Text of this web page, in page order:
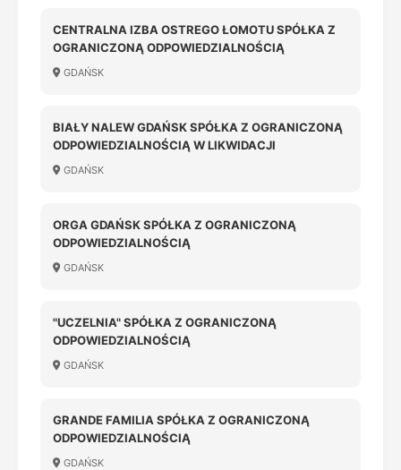
CENTRALNA IZBA OSTREGO ŁOMOTU SPÓŁKA Z
OGRANICZONĄ ODPOWIEDZIALNOŚCIĄ
GDAŃSK
BIAŁY NALEW GDAŃSK SPÓŁKA Z OGRANICZONĄ
ODPOWIEDZIALNOŚCIĄ W LIKWIDACJI
GDAŃSK
ORGA GDAŃSK SPÓŁKA Z OGRANICZONĄ
ODPOWIEDZIALNOŚCIĄ
GDAŃSK
"UCZELNIA" SPÓŁKA Z OGRANICZONĄ
ODPOWIEDZIALNOŚCIĄ
GDAŃSK
GRANDE FAMILIA SPÓŁKA Z OGRANICZONĄ
ODPOWIEDZIALNOŚCIĄ
GDAŃSK